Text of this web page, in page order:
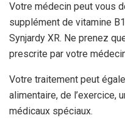
Votre médecin peut vous
supplément de vitamine
Synjardy XR. Ne prenez
prescrite par votre
Votre traitement peut
alimentaire, de l’exercice,
médicaux spéciaux.